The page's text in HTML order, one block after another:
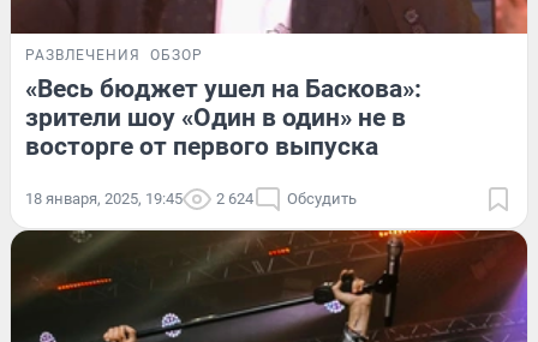
РАЗВЛЕЧЕНИЯ ОБЗОР
«Весь бюджет ушел на Баскова»:
зрители шоу «Один в один» не в
восторге от первого выпуска
18 января, 2025, 19:45 2 624 Обсудить